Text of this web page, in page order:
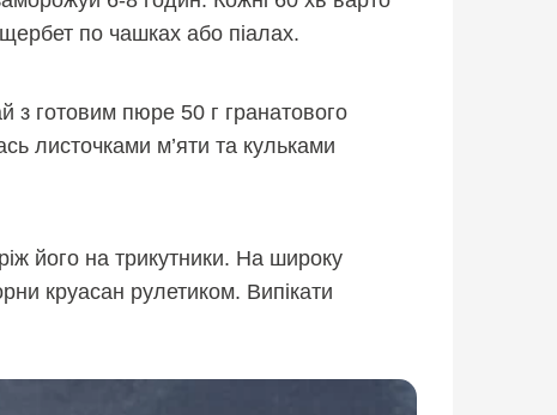
по чашках або піалах.
з готовим пюре 50 г гранатового
листочками м’яти та кульками
його на трикутники. На широку
круасан рулетиком. Випікати